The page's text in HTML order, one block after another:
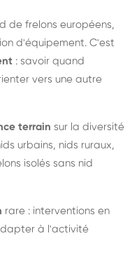
de frelons européens,
d'équipement. C'est
: savoir quand
vers une autre
terrain sur la diversité
urbains, nids ruraux,
isolés sans nid
rare : interventions en
à l'activité